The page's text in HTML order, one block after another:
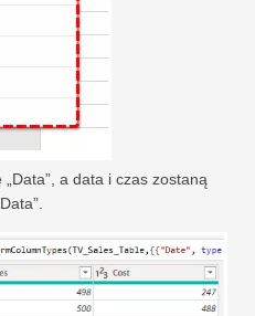
a data i czas zostaną